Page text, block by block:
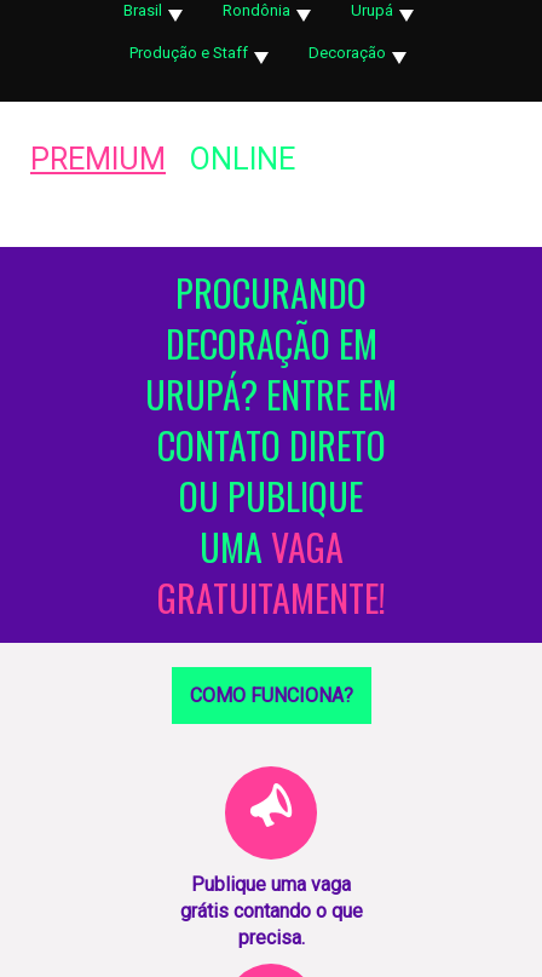
Brasil Rondônia Urupá
Produção e Staff Decoração
PREMIUM ONLINE
PROCURANDO
DECORAÇÃO EM
URUPÁ? ENTRE EM
CONTATO DIRETO
OU PUBLIQUE
UMAVAGA
GRATUITAMENTE!
COMO FUNCIONA?
Publique uma vaga
grátis contando o que
precisa.